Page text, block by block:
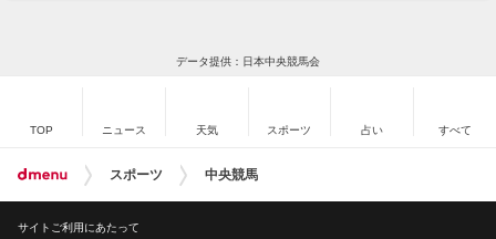
データ提供：日本中央競馬会
TOP ニュース 天気 スポーツ 占い すべて
スポーツ 中央競馬
サイトご利用にあたって